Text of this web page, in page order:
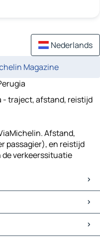
Nederlands
Magazine
- traject, afstand, reistijd
Afstand,
passagier), en reistijd
de verkeerssituatie